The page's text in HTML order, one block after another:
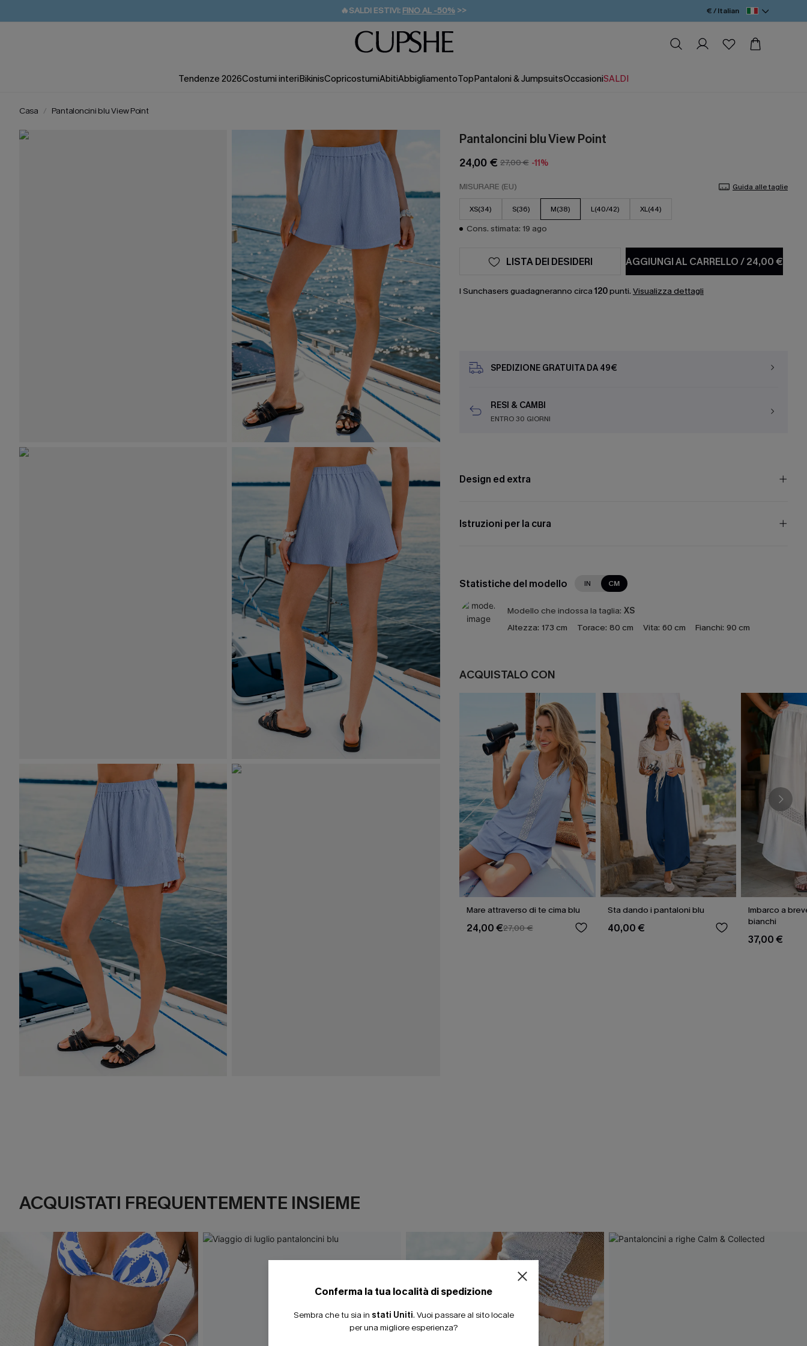
🔥SALDI ESTIVI: FINO AL -50% >>
🚚SPEDIZIONE GRATUITA DA 49€
💌REGALO PER I NUOVI: 20% DI SCONTO*
€ / Italian
Tendenze 2026Costumi interiBikinisCopricostumiAbitiAbbigliamentoTopPantaloni & JumpsuitsOccasioniSALDI
Casa Pantaloncini blu View Point
Pantaloncini blu View Point
24,00 € 27,00 € -11%
MISURARE (EU) Guida alle taglie
XS(34) S(36) M(38) L(40/42) XL(44)
Cons. stimata: 19 ago
AGGIUNGI AL CARRELLO/24,00 €
LISTA DEI DESIDERI
I Sunchasers guadagneranno circa 120punti. Visualizza dettagli
SPEDIZIONE GRATUITA DA 49€
RESI & CAMBI
ENTRO 30 GIORNI
Design ed extra
Istruzioni per la cura
Statistiche del modello IN CM
Modello che indossa la taglia: XS
Altezza: 173 cm Torace: 80 cm Vita: 60 cm Fianchi: 90 cm
ACQUISTALO CON
Mare attraverso di te cima blu
24,00 €27,00 €
Sta dando i pantaloni blu
40,00 €
Imbarco a
bianchi
37,00 €
ACQUISTATI FREQUENTEMENTE INSIEME
Conferma la tua località di spedizione
Sembra che tu sia in stati Uniti. Vuoi passare al sito locale
per una migliore esperienza?
15% DI SCONTO SENZA MINIMO D'ORDINE
20% DI SCONTO SU 2 O PIÙ ARTICOLI